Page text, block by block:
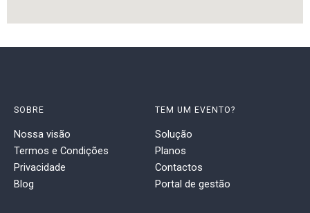
SOBRE
Nossa visão
Termos e Condições
Privacidade
Blog
TEM UM EVENTO?
Solução
Planos
Contactos
Portal de gestão